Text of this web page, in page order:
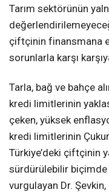
Tarım sektörünün
çiftçinin finansmana
sorunlarla karşı
Tarla, bağ ve bahçe
kredi limitlerinin
çeken, yüksek
kredi limitlerinin
Türkiye’deki çiftçinin
sürdürülebilir
vurgulayan Dr.